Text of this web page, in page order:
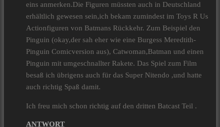
eins anmerken.Die Figuren müssten auch in Deutschland
erhältlich gewesen sein,ich bekam zumindest im Toys R Us
Actionfiguren von Batmans Rückkehr. Zum Beispiel den
Pinguin (okay,der sah eher wie eine Burgess Meredtith-
Pinguin Comicversion aus), Catwoman,Batman und einen
Pinguin mit umgeschnallter Rakete. Das Spiel zum Film
besaß ich übrigens auch für das Super Nitendo ,und hatte
auch richtig Spaß damit.
Ich freu mich schon richtig auf den dritten Batcast Teil .
ANTWORT